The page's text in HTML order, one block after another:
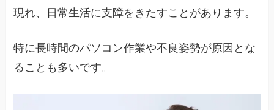
現れ、日常生活に支障をきたすことがあります。
特に長時間のパソコン作業や不良姿勢が原因とな
ることも多いです。